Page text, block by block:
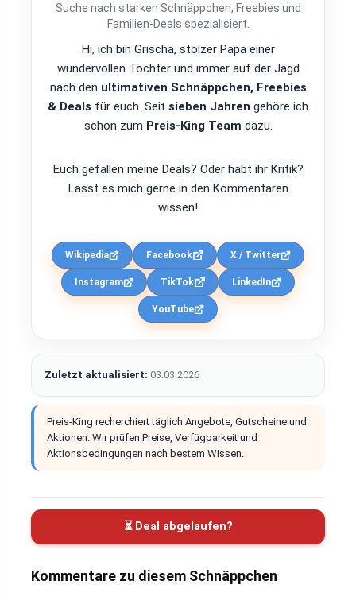
Suche nach starken Schnäppchen, Freebies und
Familien-Deals spezialisiert.
Hi, ich bin Grischa, stolzer Papa einer
wundervollen Tochter und immer auf der Jagd
nach den ultimativen Schnäppchen, Freebies
& Deals für euch. Seit sieben Jahren gehöre ich
schon zum Preis-King Team dazu.
Euch gefallen meine Deals? Oder habt ihr Kritik?
Lasst es mich gerne in den Kommentaren
wissen!
Wikipedia Facebook X / Twitter
Instagram TikTok LinkedIn
YouTube
Zuletzt aktualisiert: 03.03.2026
Preis-King recherchiert täglich Angebote, Gutscheine und
Aktionen. Wir prüfen Preise, Verfügbarkeit und
Aktionsbedingungen nach bestem Wissen.
⏳ Deal abgelaufen?
Kommentare zu diesem Schnäppchen